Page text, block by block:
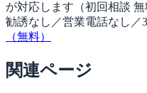
が対応します（初回相談
勧誘なし／営業電話なし／
（無料）
関連ページ